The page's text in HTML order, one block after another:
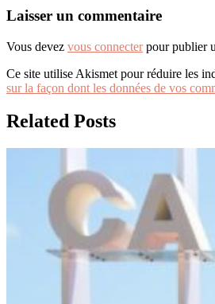
l’article
Laisser un commentaire
Vous devez vous connecterpour publier
Ce site utilise Akismet pour réduire les
sur la façon dont les données de vos
Related Posts